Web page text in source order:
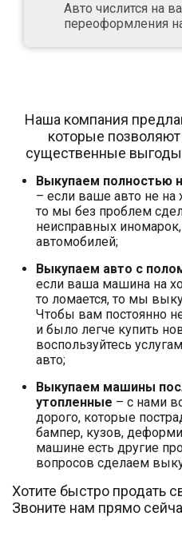
Авто числится на
переоформления
Наша компания
которые
существенные
Выкупаем полностью
– если ваше авто не на
то мы без проблем
неисправных
автомобилей;
Выкупаем авто с
если ваша машина на
то ломается, то мы
Чтобы вам постоянно
и было легче купить
воспользуйтесь
авто;
Выкупаем машины
утопленные – с нами
дорого, которые
бампер, кузов,
машине есть другие
вопросов сделаем
Хотите быстро продать
Звоните нам прямо